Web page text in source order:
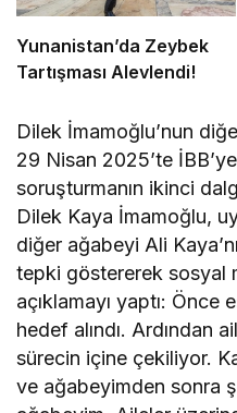
Yunanistan’da Zeybek
Tartışması Alevlendi!
Dilek İmamoğlu’nun
29 Nisan 2025’te
soruşturmanın ikinci
Dilek Kaya İmamoğlu,
diğer ağabeyi Ali
tepki göstererek sosyal
açıklamayı yaptı: Önce
hedef alındı. Ardından
sürecin içine çekiliyor.
ve ağabeyimden sonra